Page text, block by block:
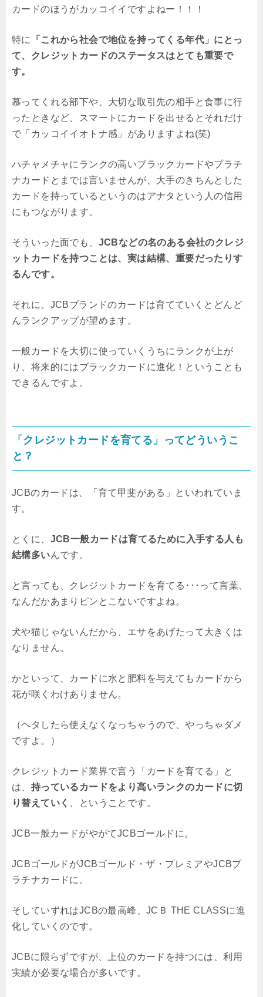
カードのほうがカッコイイですよねー！！！
特に
「これから社会で地位を持ってくる年代」にとっ
て、クレジットカードのステータスはとても重要で
す。
慕ってくれる部下や、大切な取引先の相手と食事に行
ったときなど、スマートにカードを出せるとそれだけ
で「カッコイイオトナ感」がありますよね(笑)
ハチャメチャにランクの高いブラックカードやプラチ
ナカードとまでは言いませんが、大手のきちんとした
カードを持っているというのはアナタという人の信用
にもつながります。
そういった面でも、 JCBなどの名のある会社のクレジ
ットカードを持つことは、実は結構、重要だったりす
るんです。
それに、JCBブランドのカードは育てていくとどんど
んランクアップが望めます。
一般カードを大切に使っていくうちにランクが上が
り、将来的にはブラックカードに進化！ということも
できるんですよ。
「クレジットカードを育てる」ってどういうこ
と？
JCBのカードは、「育て甲斐がある」といわれていま
す。
とくに、 JCB一般カードは育てるために入手する人も
結構多いんです。
と言っても、クレジットカードを育てる･･･って言葉、
なんだかあまりピンとこないですよね。
犬や猫じゃないんだから、エサをあげたって大きくは
なりません。
かといって、カードに水と肥料を与えてもカードから
花が咲くわけありません。
（ヘタしたら使えなくなっちゃうので、やっちゃダメ
ですよ。）
クレジットカード業界で言う「カードを育てる」と
は、 持っているカードをより高いランクのカードに切
り替えていく
、ということです。
JCB一般カードがやがてJCBゴールドに。
JCBゴールドがJCBゴールド・ザ・プレミアやJCBプ
ラチナカードに。
そしていずれはJCBの最高峰、JCＢ THE CLASSに進
化していくのです。
JCBに限らずですが、上位のカードを持つには、利用
実績が必要な場合が多いです。